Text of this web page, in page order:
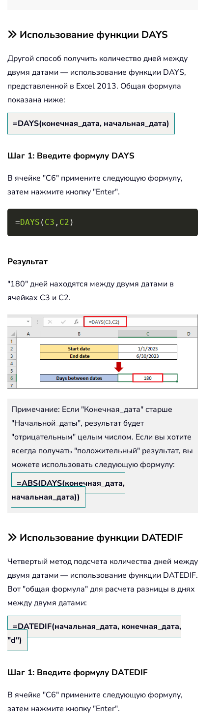
Использование функции DAYS
Другой способ получить количество дней между
двумя датами — использование функции DAYS,
представленной в Excel 2013. Общая формула
показана ниже:
=DAYS(конечная_дата, начальная_дата)
Шаг 1: Введите формулу DAYS
В ячейке "C6" примените следующую формулу,
затем нажмите кнопку "Enter".
=DAYS ( C3 , C2 )
Результат
"180" дней находятся между двумя датами в
ячейках C3 и C2.
Примечание: Если "Конечная_дата" старше
"Начальной_даты", результат будет
"отрицательным" целым числом. Если вы хотите
всегда получать "положительный" результат, вы
можете использовать следующую формулу:
=ABS(DAYS(конечная_дата,
начальная_дата))
Использование функции DATEDIF
Четвертый метод подсчета количества дней между
двумя датами — использование функции DATEDIF.
Вот "общая формула" для расчета разницы в днях
между двумя датами:
=DATEDIF(начальная_дата, конечная_дата,
"d")
Шаг 1: Введите формулу DATEDIF
В ячейке "C6" примените следующую формулу,
затем нажмите кнопку "Enter".